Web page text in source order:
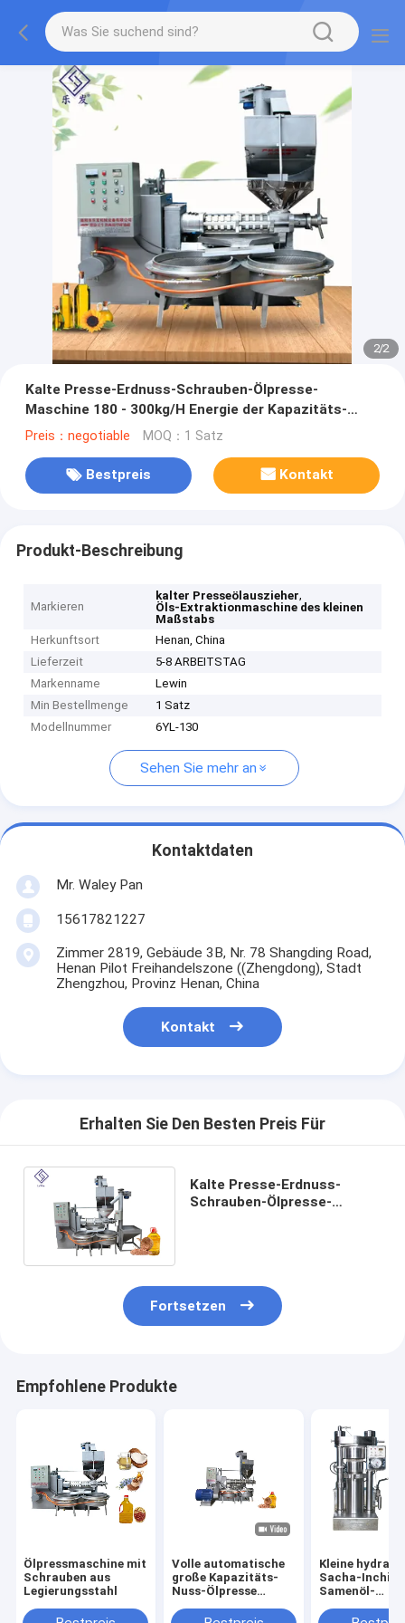
2/2
Kalte Presse-Erdnuss-Schrauben-Ölpresse-
Maschine 180 - 300kg/H Energie der Kapazitäts-
22kw
Preis：negotiable MOQ：1 Satz
Bestpreis Kontakt
Produkt-Beschreibung
Markieren
kalter Presseölauszieher,
Öls-Extraktionmaschine des kleinen
Maßstabs
Herkunftsort
Henan, China
Lieferzeit
5-8 ARBEITSTAG
Markenname
Lewin
Min Bestellmenge
1 Satz
Modellnummer
6YL-130
Sehen Sie mehr an
Kontaktdaten
Mr. Waley Pan
15617821227
Zimmer 2819, Gebäude 3B, Nr. 78 Shangding Road,
Henan Pilot Freihandelszone ((Zhengdong), Stadt
Zhengzhou, Provinz Henan, China
Kontakt
Erhalten Sie Den Besten Preis Für
Kalte Presse-Erdnuss-
Schrauben-Ölpresse-
Fortsetzen
Empfohlene Produkte
Ölpressmaschine mit
Schrauben aus
Legierungsstahl
Volle automatische
große Kapazitäts-
Nuss-Ölpresse
Presse 380v
Kleine
Sacha-Inchi-
Samenöl-